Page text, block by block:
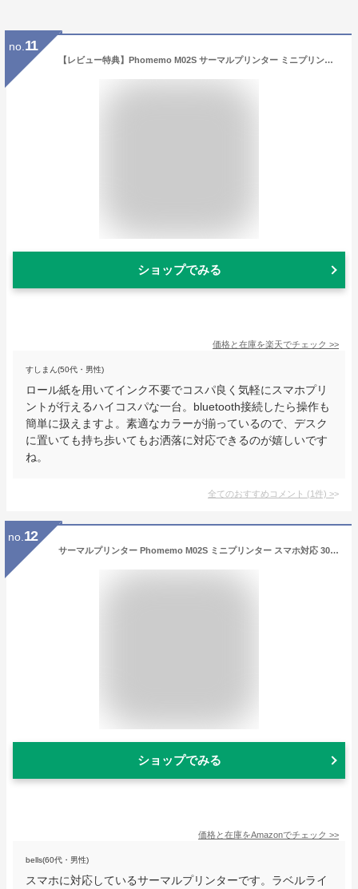
no. 11
【レビュー特典】Phomemo M02S サーマルプリンター ミニプリンター スマホプリンター ステッカー プリンター シールプリンター 304dpi インク不要 Bluetooth接続 15/25/53mm幅対応 プレゼント 写真 メモ 手帳 家計簿 ノート 整理収納 宛名印刷 ロール紙1個付 フォメモ
ショップでみる
価格と在庫を楽天でチェック >>
すしまん(50代・男性)
ロール紙を用いてインク不要でコスパ良く気軽にスマホプリ
ントが行えるハイコスパな一台。bluetooth接続したら操作も
簡単に扱えますよ。素適なカラーが揃っているので、デスク
に置いても持ち歩いてもお洒落に対応できるのが嬉しいです
ね。
全てのおすすめコメント (1件) >
no. 12
サーマルプリンター Phomemo M02S ミニプリンター スマホ対応 300DPI ラベルライター モバイルプリンタ モノクロ印刷 ポータブル メモ フォトぷりんたー 感熱 シール印刷機 ポケットぷりんたー コンパクト iPhone用 Bluetooth接続 写真/メモ/手帳/ラベル/付箋/ワード/ウェブ/家計簿用 在宅勤務 自宅学習 プレゼント
ショップでみる
価格と在庫をAmazonでチェック >>
bells(60代・男性)
スマホに対応しているサーマルプリンターです。ラベルライ